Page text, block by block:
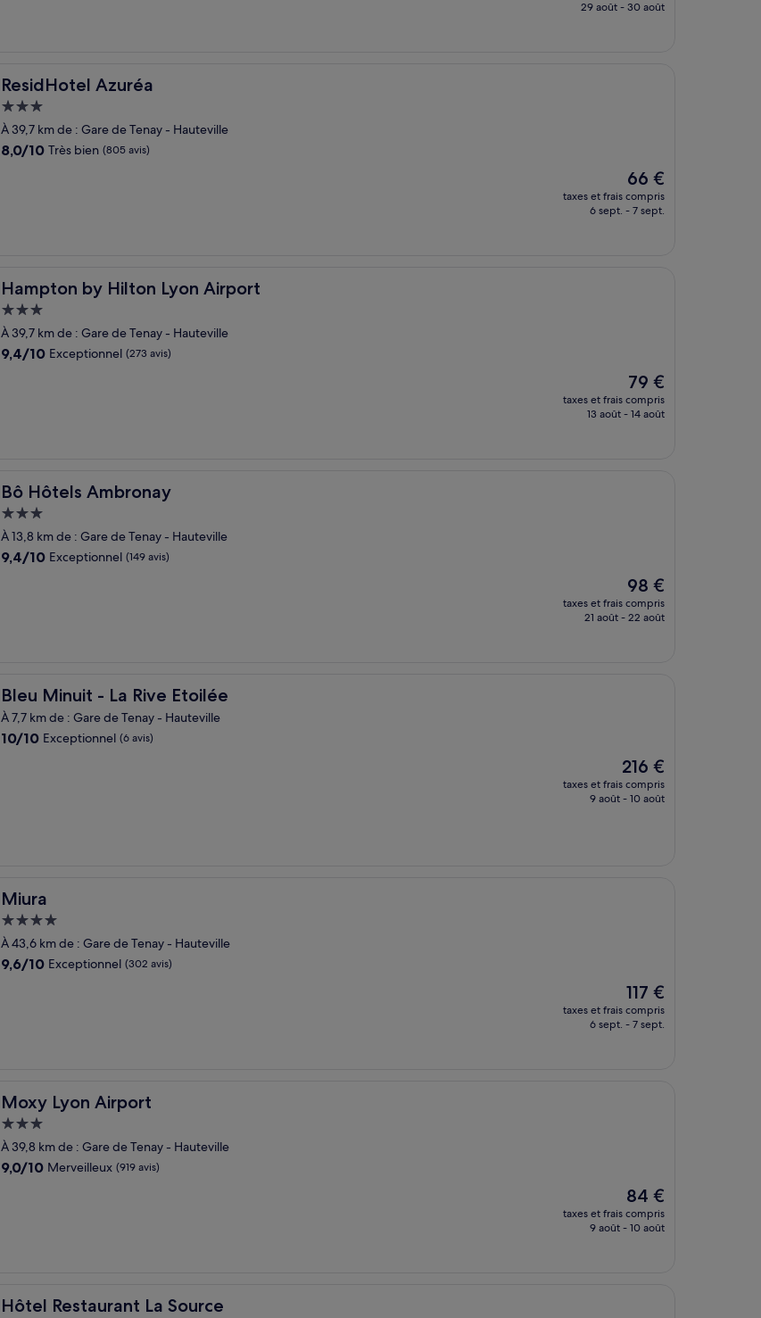
prix
29 août - 30 août
ResidHotel Azuréa
ResidHotel Azuréa
Hébergement
3.0 étoiles
À 39,7 km de : Gare de Tenay - Hauteville
8.0
8,0/10 Très bien (805 avis)
Le
nouveau
prix
66 €
taxes et frais compris
6 sept. - 7 sept.
Hampton by Hilton Lyon Airport
Hampton by Hilton Lyon Airport
Hébergement
3.0 étoiles
À 39,7 km de : Gare de Tenay - Hauteville
9.4
9,4/10 Exceptionnel (273 avis)
Le
nouveau
prix
79 €
taxes et frais compris
13 août - 14 août
Bô Hôtels Ambronay
Bô Hôtels Ambronay
Hébergement
3.0 étoiles
À 13,8 km de : Gare de Tenay - Hauteville
9.4
9,4/10 Exceptionnel (149 avis)
Le
nouveau
prix
98 €
taxes et frais compris
21 août - 22 août
Bleu Minuit - La Rive Etoilée
Bleu Minuit - La Rive Etoilée
À 7,7 km de : Gare de Tenay - Hauteville
10.0
10/10 Exceptionnel (6 avis)
Le
nouveau
prix
216 €
taxes et frais compris
9 août - 10 août
Miura
Miura
Hébergement
4.0 étoiles
À 43,6 km de : Gare de Tenay - Hauteville
9.6
9,6/10 Exceptionnel (302 avis)
Le
nouveau
prix
117 €
taxes et frais compris
6 sept. - 7 sept.
Moxy Lyon Airport
Moxy Lyon Airport
Hébergement
3.0 étoiles
À 39,8 km de : Gare de Tenay - Hauteville
9.0
9,0/10 Merveilleux (919 avis)
Le
nouveau
prix
84 €
taxes et frais compris
9 août - 10 août
Hôtel Restaurant La Source
Hôtel Restaurant La Source